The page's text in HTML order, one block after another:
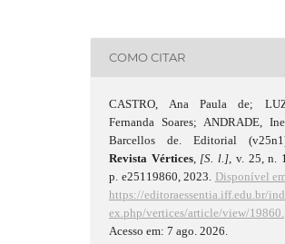
COMO CITAR
CASTRO, Ana Paula de;
Fernanda Soares; ANDRADE,
Barcellos de. Editorial
Revista Vértices, [S. l.] , v. 25, n. 1,
p. e25119860, 2023. Disponível
https://editoraessentia.iff.edu.br/ind
ex.php/vertices/article/view/19860.
Acesso em: 7 ago. 2026.